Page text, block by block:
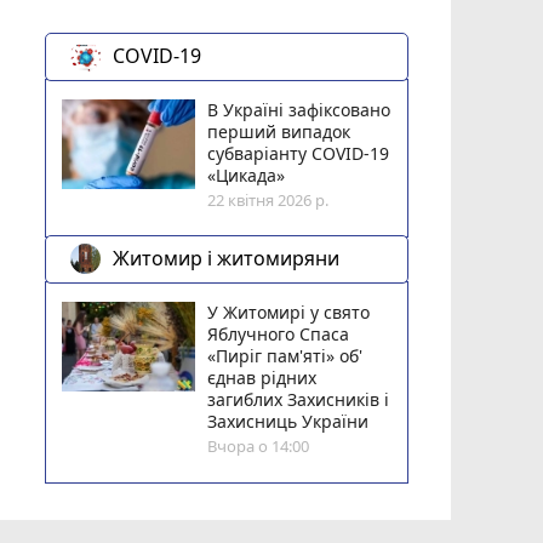
COVID-19
В Україні зафіксовано
перший випадок
субваріанту COVID-19
«Цикада»
22 квітня 2026 р.
Житомир і житомиряни
У Житомирі у свято
Яблучного Спаса
«Пиріг пам'яті» об'
єднав рідних
загиблих Захисників і
Захисниць України
Вчора о 14:00